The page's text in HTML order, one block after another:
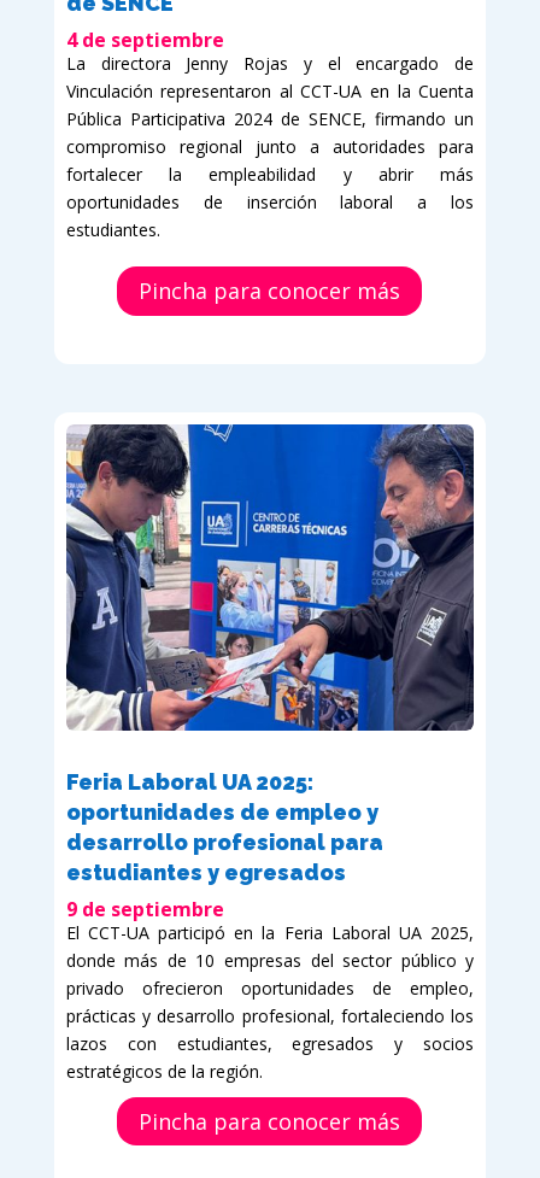
4 de septiembre
La directora Jenny Rojas y el encargado de
Vinculación representaron al CCT-UA en la Cuenta
Pública Participativa 2024 de SENCE, firmando un
compromiso regional junto a autoridades para
fortalecer la empleabilidad y abrir más
oportunidades de inserción laboral a los
estudiantes.
Pincha para conocer más
Feria Laboral UA 2025:
oportunidades de empleo y
desarrollo profesional para
estudiantes y egresados
9 de septiembre
El CCT-UA participó en la Feria Laboral UA 2025,
donde más de 10 empresas del sector público y
privado ofrecieron oportunidades de empleo,
prácticas y desarrollo profesional, fortaleciendo los
lazos con estudiantes, egresados y socios
estratégicos de la región.
Pincha para conocer más